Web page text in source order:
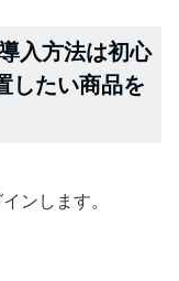
入方法は初心
たい商品を
ンします。